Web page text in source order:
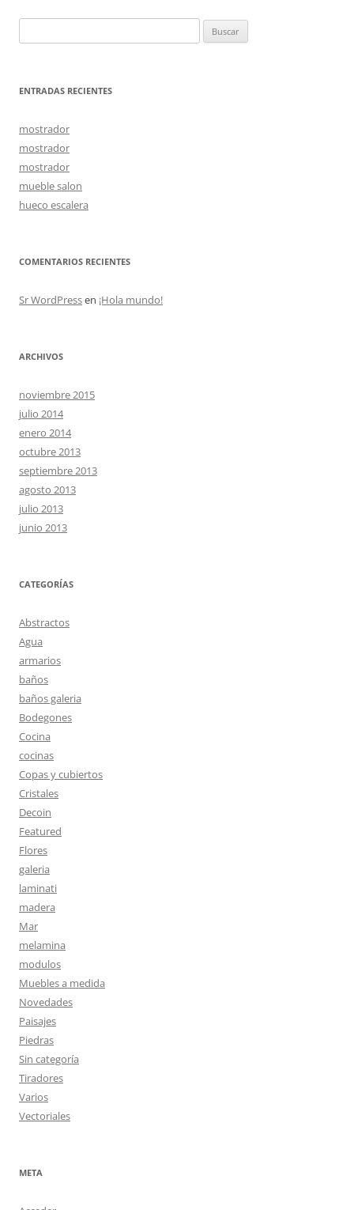
ENTRADAS RECIENTES
mostrador
mostrador
mostrador
mueble salon
hueco escalera
COMENTARIOS RECIENTES
Sr WordPressen ¡Hola mundo!
ARCHIVOS
noviembre 2015
julio 2014
enero 2014
octubre 2013
septiembre 2013
agosto 2013
julio 2013
junio 2013
CATEGORÍAS
Abstractos
Agua
armarios
baños
baños galeria
Bodegones
Cocina
cocinas
Copas y cubiertos
Cristales
Decoin
Featured
Flores
galeria
laminati
madera
Mar
melamina
modulos
Muebles a medida
Novedades
Paisajes
Piedras
Sin categoría
Tiradores
Varios
Vectoriales
META